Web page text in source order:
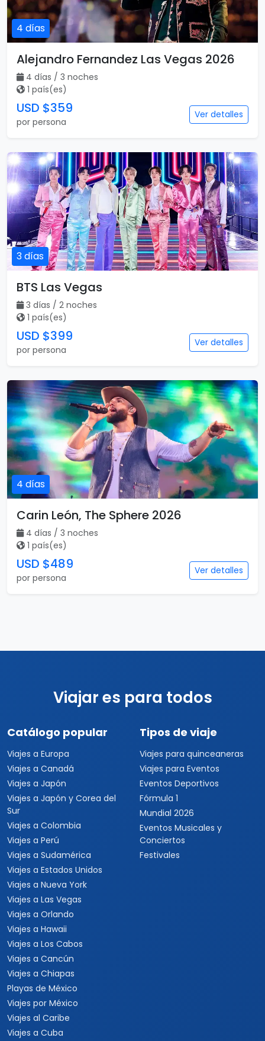
4 días
Alejandro Fernandez Las Vegas 2026
4 días / 3 noches
1 país(es)
USD $359
por persona
Ver detalles
3 días
BTS Las Vegas
3 días / 2 noches
1 país(es)
USD $399
por persona
Ver detalles
4 días
Carin León, The Sphere 2026
4 días / 3 noches
1 país(es)
USD $489
por persona
Ver detalles
Viajar es para todos
Catálogo popular
Viajes a Europa
Viajes a Canadá
Viajes a Japón
Viajes a Japón y Corea del
Sur
Viajes a Colombia
Viajes a Perú
Viajes a Sudamérica
Viajes a Estados Unidos
Viajes a Nueva York
Viajes a Las Vegas
Viajes a Orlando
Viajes a Hawaii
Viajes a Los Cabos
Viajes a Cancún
Viajes a Chiapas
Playas de México
Viajes por México
Viajes al Caribe
Viajes a Cuba
Tipos de viaje
Viajes para quinceaneras
Viajes para Eventos
Eventos Deportivos
Fórmula 1
Mundial 2026
Eventos Musicales y
Conciertos
Festivales